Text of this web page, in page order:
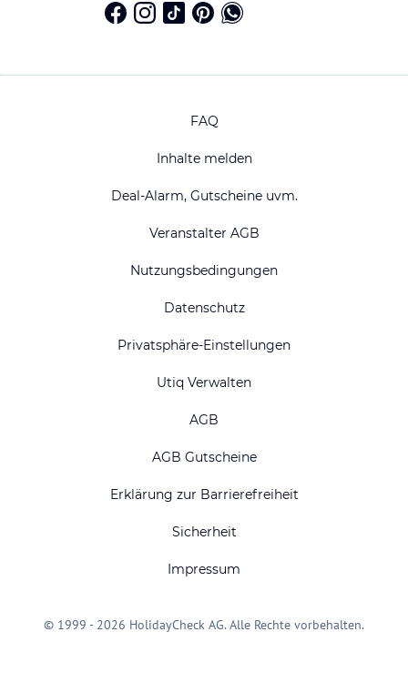
FAQ
Inhalte melden
Deal-Alarm, Gutscheine uvm.
Veranstalter AGB
Nutzungsbedingungen
Datenschutz
Privatsphäre-Einstellungen
Utiq Verwalten
AGB
AGB Gutscheine
Erklärung zur Barrierefreiheit
Sicherheit
Impressum
© 1999 - 2026 HolidayCheck AG. Alle Rechte vorbehalten.